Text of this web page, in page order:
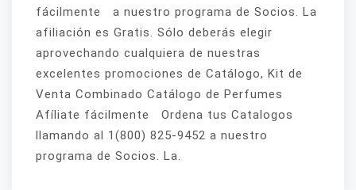
fácilmente a nuestro programa de Socios. La
afiliación es Gratis. Sólo deberás elegir
aprovechando cualquiera de nuestras
excelentes promociones de Catálogo, Kit de
Venta Combinado Catálogo de Perfumes
Afíliate fácilmente Ordena tus Catalogos
llamando al 1(800) 825-9452 a nuestro
programa de Socios. La.